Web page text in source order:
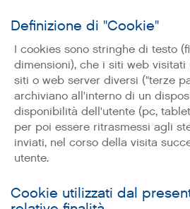
Definizione di "Cookie"
I cookies sono stringhe di testo
dimensioni), che i siti web
siti o web server diversi ("terze
archiviano all'interno di un
disponibilità dell'utente (pc,
per poi essere ritrasmessi agli
inviati, nel corso della visita
utente.
Cookie utilizzati dal